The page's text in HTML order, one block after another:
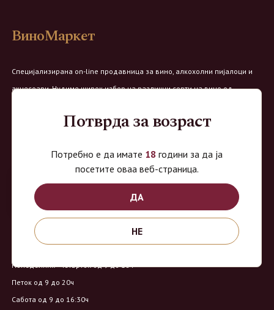
ВиноМаркет
Специјализирана on-line продавница за вино, алкохолни пијалоци и
акцесоари. Нудиме широк избор на различни сорти на вино од
Овозможено од:
Продавница на Вино Маркет:
Понеделник - Четврток од 9 до 18ч
Петок од 9 до 20ч
Сабота од 9 до 16:30ч
Потврда за возраст
Потребно е да имате 18 години за да ја
посетите оваа веб-страница.
ДА
НЕ